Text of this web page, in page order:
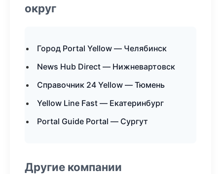
округ
Город Portal Yellow — Челябинск
News Hub Direct — Нижневартовск
Справочник 24 Yellow — Тюмень
Yellow Line Fast — Екатеринбург
Portal Guide Portal — Сургут
Другие компании